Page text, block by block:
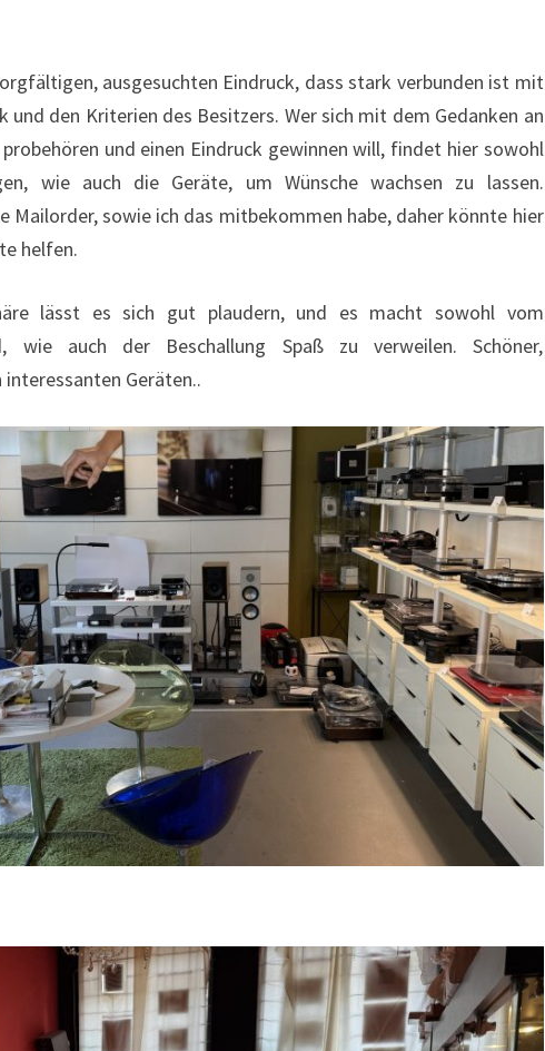
ausgesuchten Eindruck, dass stark verbunden ist mit
und den Kriterien des Besitzers. Wer sich mit dem Gedanken an
und einen Eindruck gewinnen will, findet hier sowohl
wie auch die Geräte, um Wünsche wachsen zu lassen.
Mailorder, sowie ich das mitbekommen habe, daher könnte hier
helfen.
lässt es sich gut plaudern, und es macht sowohl vom
wie auch der Beschallung Spaß zu verweilen. Schöner,
Geräten..